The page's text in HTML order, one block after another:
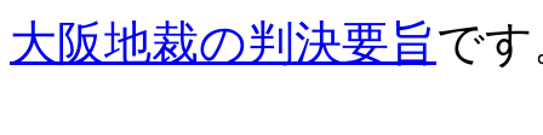
大阪地裁の判決要旨で